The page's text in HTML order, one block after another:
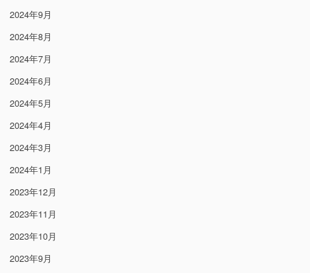
2024年9月
2024年8月
2024年7月
2024年6月
2024年5月
2024年4月
2024年3月
2024年1月
2023年12月
2023年11月
2023年10月
2023年9月